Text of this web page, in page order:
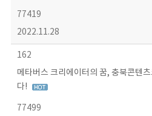
77419
2022.11.28
162
메타버스 크리에이터의 꿈, 충북콘텐
다!
77499